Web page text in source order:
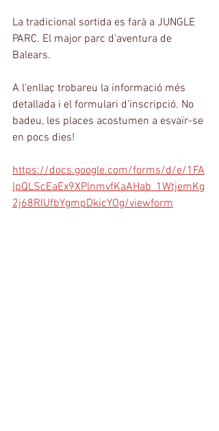
La tradicional sortida es farà a JUNGLE
PARC. El major parc d'aventura de
Balears.
A l’enllaç trobareu la informació més
detallada i el formulari d’inscripció. No
badeu, les places acostumen a esvaïr-se
en pocs dies!
https://docs.google.com/forms/d/e/1FA
IpQLScEaEx9XPlnmvfKaAHab_1WtjemKg
2j68RIUfbYgmpDkicYOg/viewform